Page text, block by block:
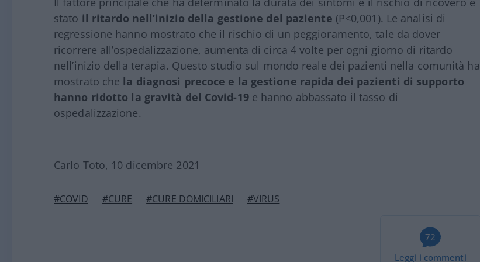
stato il ritardo nell’inizio della gestione del paziente (P<0,001). Le analisi di
regressione hanno mostrato che il rischio di un peggioramento, tale da dover
ricorrere all’ospedalizzazione, aumenta di circa 4 volte per ogni giorno di ritardo
nell’inizio della terapia. Questo studio sul mondo reale dei pazienti nella comunità ha
mostrato che la diagnosi precoce e la gestione rapida dei pazienti di supporto
hanno ridotto la gravità del Covid-19e hanno abbassato il tasso di
ospedalizzazione.
Carlo Toto, 10 dicembre 2021
#COVID #CURE #CURE DOMICILIARI #VIRUS
72
Leggi i commenti